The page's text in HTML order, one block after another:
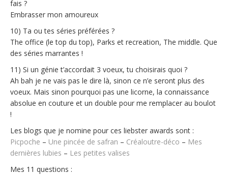
fais ?
Embrasser mon amoureux
10) Ta ou tes séries préférées ?
The office (le top du top), Parks et recreation, The middle. Que
des séries marrantes !
11) Si un génie t’accordait 3 voeux, tu choisirais quoi ?
Ah bah je ne vais pas le dire là, sinon ce n’e seront plus des
voeux. Mais sinon pourquoi pas une licorne, la connaissance
absolue en couture et un double pour me remplacer au boulot
!
Les blogs que je nomine pour ces liebster awards sont :
Picpoche – Une pincée de safran – Créaloutre-déco – Mes
dernières lubies – Les petites valises
Mes 11 questions :